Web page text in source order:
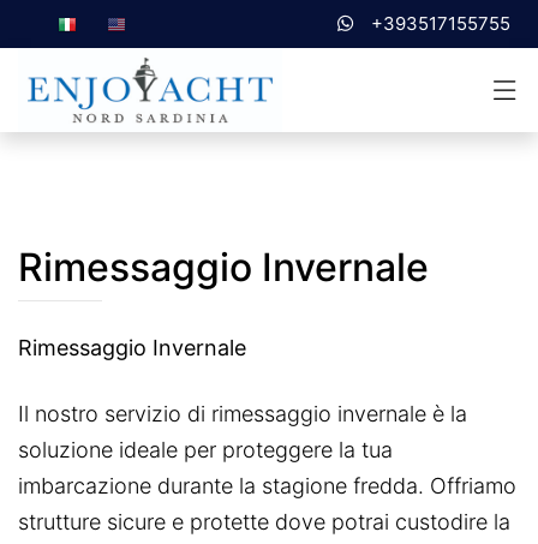
+393517155755
Rimessaggio Invernale
Rimessaggio Invernale
Il nostro servizio di rimessaggio invernale è la
soluzione ideale per proteggere la tua
imbarcazione durante la stagione fredda. Offriamo
strutture sicure e protette dove potrai custodire la